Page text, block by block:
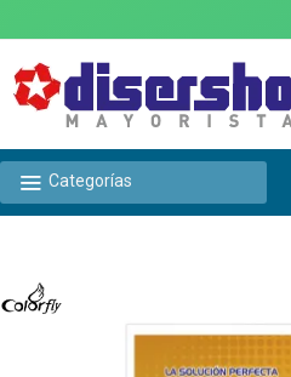
Categorías
TEXTTRANSPARENTE